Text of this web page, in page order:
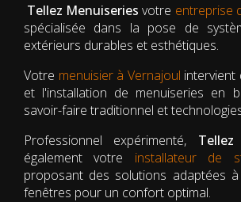
Tellez Menuiseries votre entreprise
spécialisée dans la pose de
extérieurs durables et esthétiques.
Votre menuisier à Vernajoul intervient
et l'installation de menuiseries en
savoir-faire traditionnel et
Professionnel expérimenté, Tellez
également votre installateur de
proposant des solutions adaptées
fenêtres pour un confort optimal.